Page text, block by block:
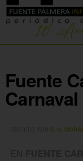
Fuente
Carnaval
E. G.